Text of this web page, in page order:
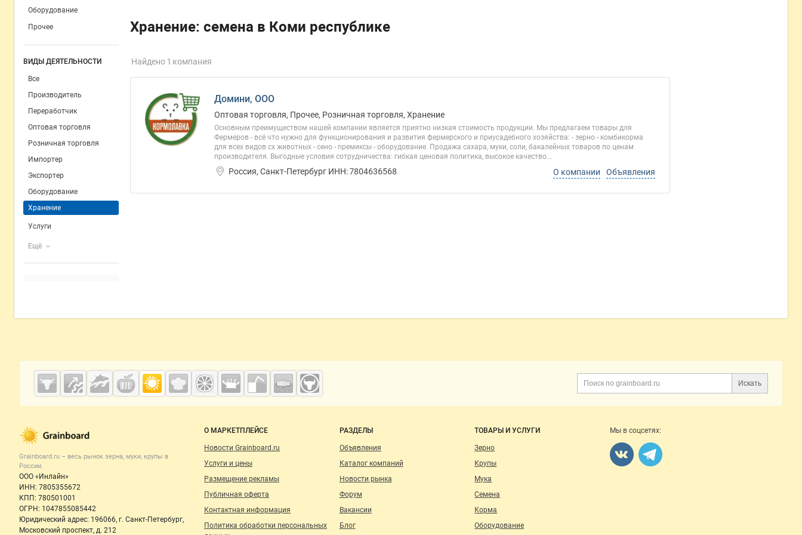
Оборудование
Прочее
ВИДЫ ДЕЯТЕЛЬНОСТИ
Все
Производитель
Переработчик
Оптовая торговля
Розничная торговля
Импортер
Экспортер
Оборудование
Хранение
Услуги
Ещё
Хранение: семена в Коми республике
Найдено 1 компания
Домини, ООО
Оптовая торговля, Прочее, Розничная торговля, Хранение
Основным преимуществом нашей компании является приятно низкая стоимость продукции. Мы предлагаем товары для
Фермеров - всё что нужно для функционирования и развития фермерского и приусадебного хозяйства: - зерно - комбикорма
для всех видов сх животных - сено - премиксы - оборудование. Продажа сахара, муки, соли, бакалейных товаров по ценам
производителя. Выгодные условия сотрудничества: гибкая ценовая политика, высокое качество...
Россия, Санкт-Петербург ИНН: 7804636568 О компании Объявления
Дополнительная информация
Искать
Cсылки на полезные проекты
Grainboard.ru
Важные разделы и контакты
Grainboard.ru – весь рынок зерна, муки, крупы в
России.
ООО «Инлайн»
ИНН: 7805355672
КПП: 780501001
ОГРН: 1047855085442
Юридический адрес: 196066, г. Санкт-Петербург,
Московский проспект, д. 212
Навигация по сайту
О МАРКЕТПЛЕЙСЕ
Новости Grainboard.ru
Услуги и цены
Размещение рекламы
Публичная оферта
Контактная информация
Политика обработки персональных
РАЗДЕЛЫ
Объявления
Каталог компаний
Новости рынка
Форум
Вакансии
Блог
ТОВАРЫ И УСЛУГИ
Зерно
Крупы
Мука
Семена
Корма
Оборудование
Мы в соцсетях: